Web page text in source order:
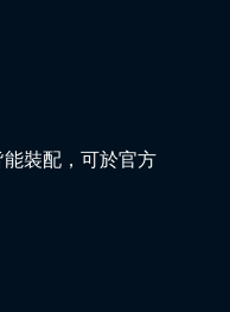
裝配，可於官方